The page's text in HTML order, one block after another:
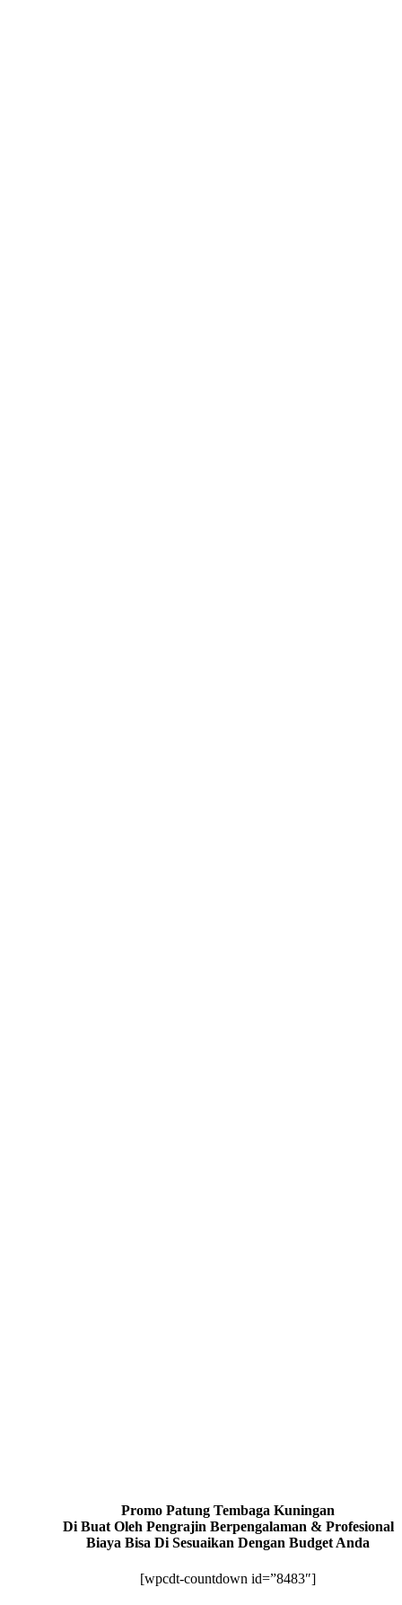
Promo Patung Tembaga Kuningan
Di Buat Oleh Pengrajin Berpengalaman & Profesional
Biaya Bisa Di Sesuaikan Dengan Budget Anda
[wpcdt-countdown id=”8483″]